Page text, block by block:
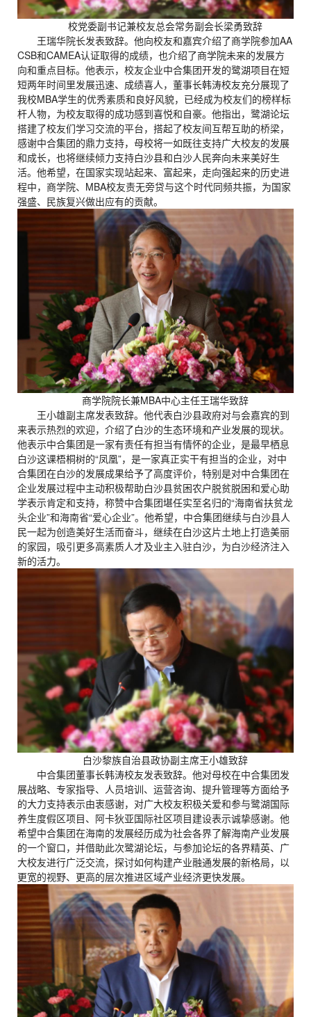
校党委副书记兼校友总会常务副会长梁勇致辞
王瑞华院长发表致辞。他向校友和嘉宾介绍了商学院参加AA
CSB和CAMEA认证取得的成绩，也介绍了商学院未来的发展方
向和重点目标。他表示，校友企业中合集团开发的鹭湖项目在短
短两年时间里发展迅速、成绩喜人，董事长韩涛校友充分展现了
我校MBA学生的优秀素质和良好风貌，已经成为校友们的榜样标
杆人物，为校友取得的成功感到喜悦和自豪。他指出，鹭湖论坛
搭建了校友们学习交流的平台，搭起了校友间互帮互助的桥梁，
感谢中合集团的鼎力支持，母校将一如既往支持广大校友的发展
和成长，也将继续倾力支持白沙县和白沙人民奔向未来美好生
活。他希望，在国家实现站起来、富起来，走向强起来的历史进
程中，商学院、MBA校友责无旁贷与这个时代同频共振，为国家
强盛、民族复兴做出应有的贡献。
商学院院长兼MBA中心主任王瑞华致辞
王小雄副主席发表致辞。他代表白沙县政府对与会嘉宾的到
来表示热烈的欢迎，介绍了白沙的生态环境和产业发展的现状。
他表示中合集团是一家有责任有担当有情怀的企业，是最早栖息
白沙这课梧桐树的“凤凰”，是一家真正实干有担当的企业，对中
合集团在白沙的发展成果给予了高度评价，特别是对中合集团在
企业发展过程中主动积极帮助白沙县贫困农户脱贫脱困和爱心助
学表示肯定和支持，称赞中合集团堪任实至名归的“海南省扶贫龙
头企业”和海南省“爱心企业”。他希望，中合集团继续与白沙县人
民一起为创造美好生活而奋斗，继续在白沙这片土地上打造美丽
的家园，吸引更多高素质人才及业主入驻白沙，为白沙经济注入
新的活力。
白沙黎族自治县政协副主席王小雄致辞
中合集团董事长韩涛校友发表致辞。他对母校在中合集团发
展战略、专家指导、人员培训、运营咨询、提升管理等方面给予
的大力支持表示由衷感谢，对广大校友积极关爱和参与鹭湖国际
养生度假区项目、阿卡狄亚国际社区项目建设表示诚挚感谢。他
希望中合集团在海南的发展经历成为社会各界了解海南产业发展
的一个窗口，并借助此次鹭湖论坛，与参加论坛的各界精英、广
大校友进行广泛交流，探讨如何构建产业融通发展的新格局，以
更宽的视野、更高的层次推进区域产业经济更快发展。